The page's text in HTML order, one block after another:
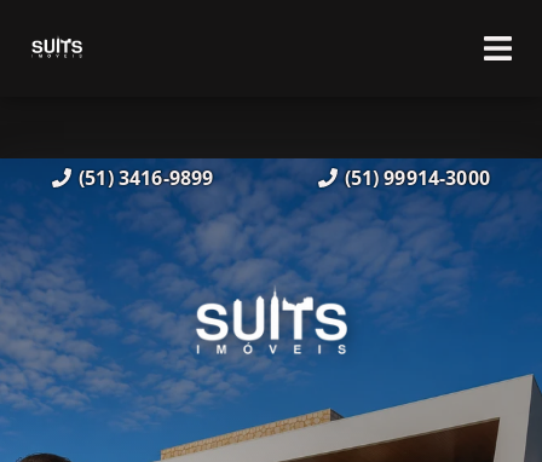
(51) 3416-9899 (51) 99914-3000